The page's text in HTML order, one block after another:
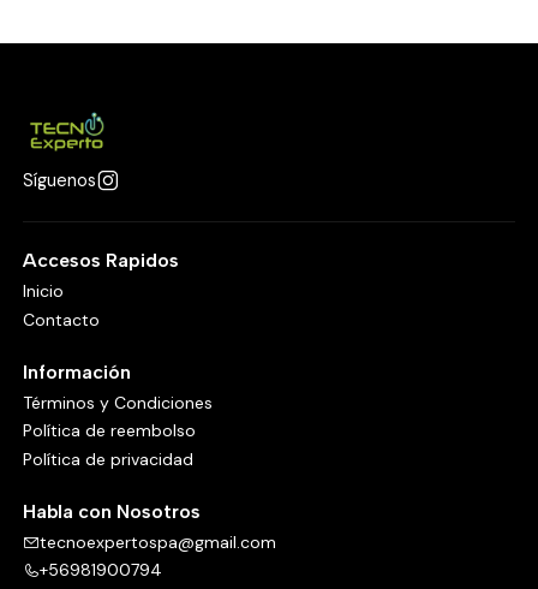
Síguenos
Accesos Rapidos
Inicio
Contacto
Información
Términos y Condiciones
Política de reembolso
Política de privacidad
Habla con Nosotros
tecnoexpertospa@gmail.com
+56981900794